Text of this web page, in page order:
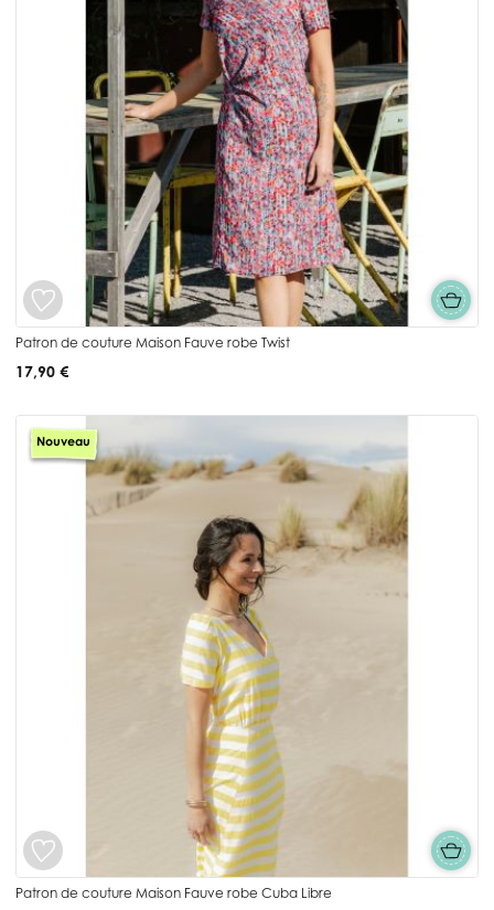
Patron de couture Maison Fauve robe Twist
17,90 €
Nouveau
Patron de couture Maison Fauve robe Cuba Libre